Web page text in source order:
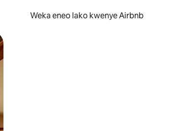
Weka eneo lako kwenye Airbnb